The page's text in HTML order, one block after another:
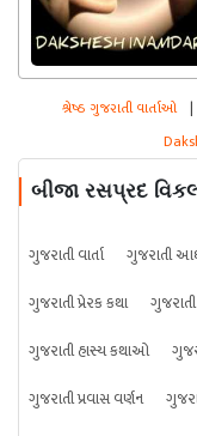
શ્રેષ્ઠ ગુજરાતી વાર્તાઓ |
બીજા રસપ્રદ
ગુજરાતી વાર્તા ગુજરાતી
ગુજરાતી પ્રેરક કથા
ગુજરાતી હાસ્ય કથાઓ
ગુજરાતી પ્રવાસ વર્ણન